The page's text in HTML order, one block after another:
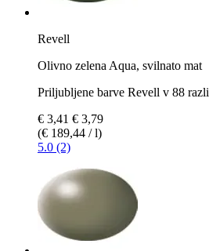
Revell
Olivno zelena Aqua, svilnato mat
Priljubljene barve Revell v 88
€ 3,41 € 3,79
(€ 189,44 / l)
5.0 (2)